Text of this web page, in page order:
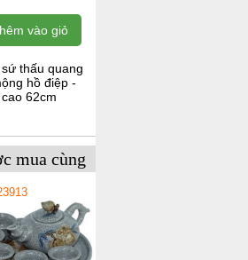
vào giỏ
thấu quang
hồ điệp -
cao 62cm
mua cùng